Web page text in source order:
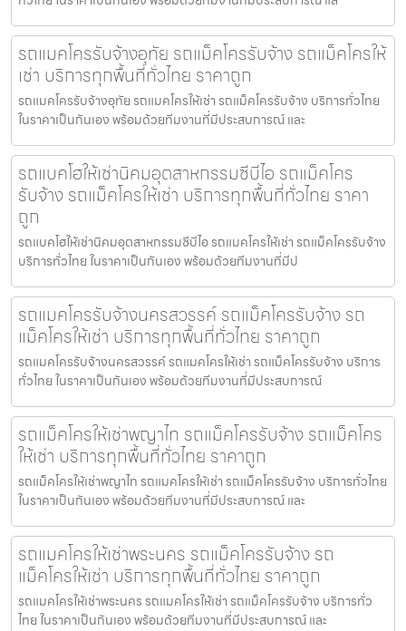
รถแมคโครรับจ้างอุทัย รถแม็คโครรับจ้าง รถแม็คโครให้
เช่า บริการทุกพื้นที่ทั่วไทย ราคาถูก
รถแมคโครรับจ้างอุทัย รถแมคโครให้เช่า รถแม็คโครรับจ้าง บริการทั่วไทย
ในราคาเป็นกันเอง พร้อมด้วยทีมงานที่มีประสบการณ์ และ
รถแบคโฮให้เช่านิคมอุตสาหกรรมซีบีไอ รถแม็คโคร
รับจ้าง รถแม็คโครให้เช่า บริการทุกพื้นที่ทั่วไทย ราคา
ถูก
รถแบคโฮให้เช่านิคมอุตสาหกรรมซีบีไอ รถแมคโครให้เช่า รถแม็คโครรับจ้าง
บริการทั่วไทย ในราคาเป็นกันเอง พร้อมด้วยทีมงานที่มีป
รถแมคโครรับจ้างนครสวรรค์ รถแม็คโครรับจ้าง รถ
แม็คโครให้เช่า บริการทุกพื้นที่ทั่วไทย ราคาถูก
รถแมคโครรับจ้างนครสวรรค์ รถแมคโครให้เช่า รถแม็คโครรับจ้าง บริการ
ทั่วไทย ในราคาเป็นกันเอง พร้อมด้วยทีมงานที่มีประสบการณ์
รถแม็คโครให้เช่าพญาไท รถแม็คโครรับจ้าง รถแม็คโคร
ให้เช่า บริการทุกพื้นที่ทั่วไทย ราคาถูก
รถแม็คโครให้เช่าพญาไท รถแมคโครให้เช่า รถแม็คโครรับจ้าง บริการทั่วไทย
ในราคาเป็นกันเอง พร้อมด้วยทีมงานที่มีประสบการณ์ และ
รถแมคโครให้เช่าพระนคร รถแม็คโครรับจ้าง รถ
แม็คโครให้เช่า บริการทุกพื้นที่ทั่วไทย ราคาถูก
รถแมคโครให้เช่าพระนคร รถแมคโครให้เช่า รถแม็คโครรับจ้าง บริการทั่ว
ไทย ในราคาเป็นกันเอง พร้อมด้วยทีมงานที่มีประสบการณ์ และ